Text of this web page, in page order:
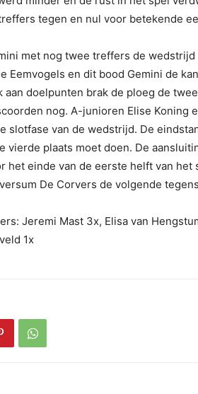
tegen en nul voor betekende
met nog twee treffers de
Eemvogels en dit bood Gemini de
aan doelpunten brak de ploeg de
nog. A-junioren Elise Koning
slotfase van de wedstrijd. De
vierde plaats moet doen. De
het einde van de eerste helft van het
De Corvers de volgende
Jeremi Mast 3x, Elisa van
1x